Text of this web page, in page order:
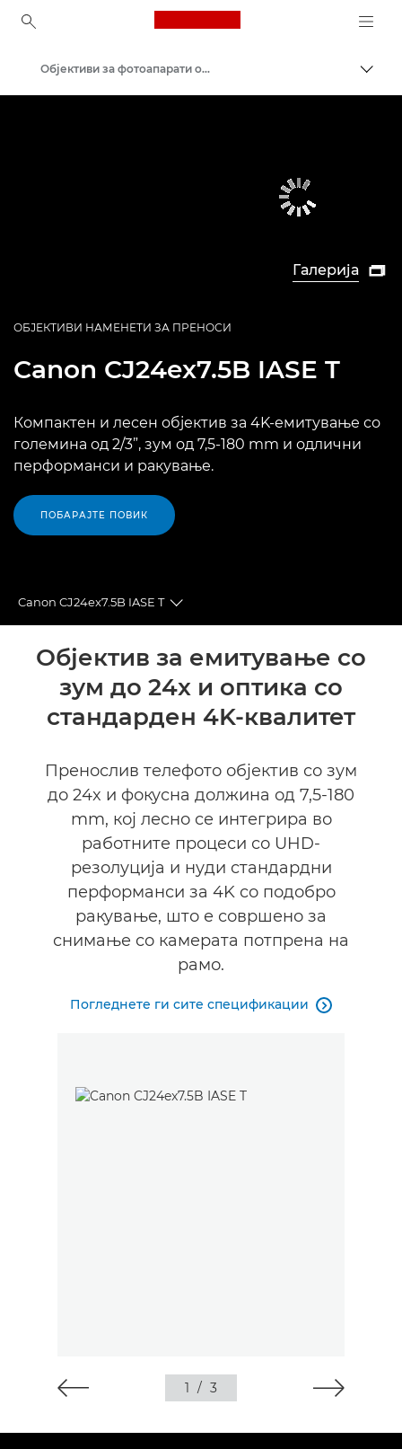
Canon Logo, back to
Објективи за фотоапарати од Canon
Галерија 
ОБЈЕКТИВИ НАМЕНЕТИ ЗА ПРЕНОСИ
Canon CJ24ex7.5B IASE T
Компактен и лесен објектив за 4K-емитување со
големина од 2/3”, зум од 7,5-180 mm и одлични
перформанси и ракување.
ПОБАРАЈТЕ ПОВИК
Canon CJ24ex7.5B IASE T
Toggle breadcrumbs
Преглед
Спецификации
Објектив за емитување со
зум до 24x и оптика со
стандарден 4K-квалитет
Пренослив телефото објектив со зум
до 24x и фокусна должина од 7,5-180
mm, кој лесно се интегрира во
работните процеси со UHD-
резолуција и нуди стандардни
перформанси за 4K со подобро
ракување, што е совршено за
снимање со камерата потпрена на
рамо.
Погледнете ги сите спецификации 
1 / 3